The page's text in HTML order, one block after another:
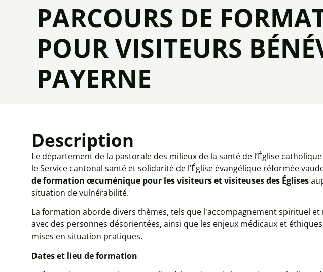
PARCOURS DE
POUR VISITEURS
PAYERNE
Description
Le département de la pastorale des milieux de la santé de l’Église
le Service cantonal santé et solidarité de l’Église évangélique réformée
de formation œcuménique pour les visiteurs et visiteuses des Églises
situation de vulnérabilité.
La formation aborde divers thèmes, tels que l'accompagnement spirituel
avec des personnes désorientées, ainsi que les enjeux médicaux et
mises en situation pratiques.
Dates et lieu de formation